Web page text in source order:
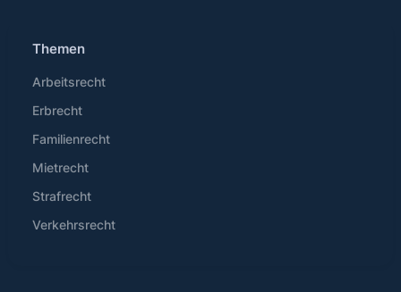
Themen
Arbeitsrecht
Erbrecht
Familienrecht
Mietrecht
Strafrecht
Verkehrsrecht